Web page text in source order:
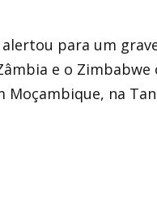
para um
e o
na